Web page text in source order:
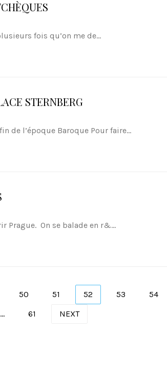
fois qu’on me de...
STERNBERG
de l’époque Baroque Pour faire...
Prague. On se balade en r&...
50 51 52 53
54
… 61 NEXT